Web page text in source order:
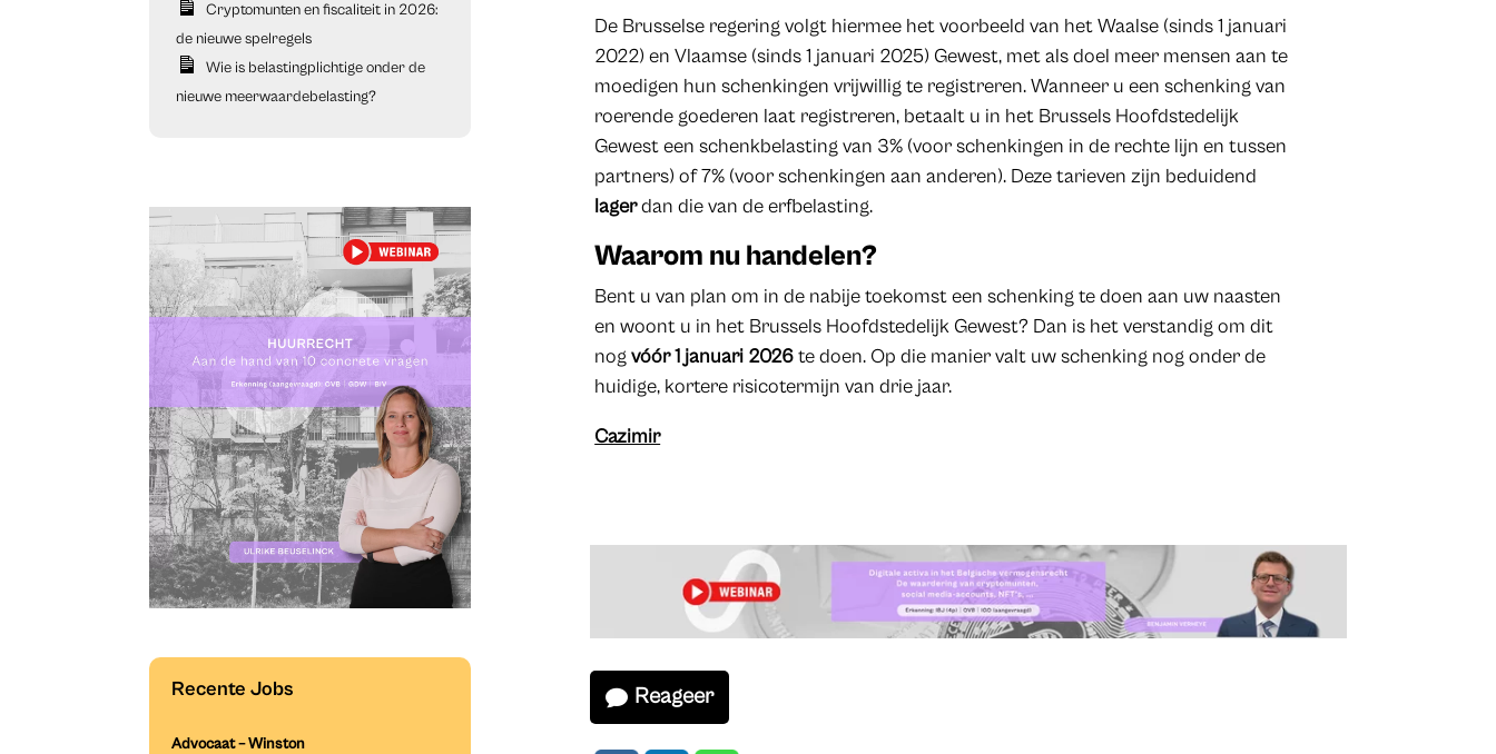
Cryptomunten en fiscaliteit in 2026:
de nieuwe spelregels
Wie is belastingplichtige onder de
nieuwe meerwaardebelasting?
Recente Jobs
Advocaat – Winston
De Brusselse regering volgt hiermee het voorbeeld van het Waalse (sinds 1 januari
2022) en Vlaamse (sinds 1 januari 2025) Gewest, met als doel meer mensen aan te
moedigen hun schenkingen vrijwillig te registreren. Wanneer u een schenking van
roerende goederen laat registreren, betaalt u in het Brussels Hoofdstedelijk
Gewest een schenkbelasting van 3% (voor schenkingen in de rechte lijn en tussen
partners) of 7% (voor schenkingen aan anderen). Deze tarieven zijn beduidend
lagerdan die van de erfbelasting.
Waarom nu handelen?
Bent u van plan om in de nabije toekomst een schenking te doen aan uw naasten
en woont u in het Brussels Hoofdstedelijk Gewest? Dan is het verstandig om dit
nogvóór 1 januari 2026te doen. Op die manier valt uw schenking nog onder de
huidige, kortere risicotermijn van drie jaar.
Cazimir
Reageer